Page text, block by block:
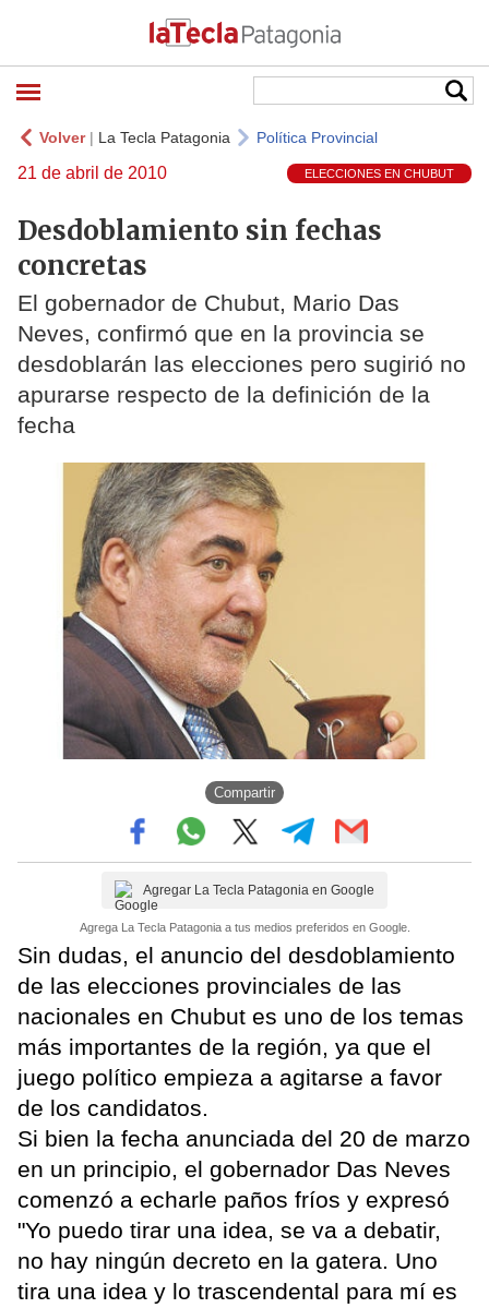
Volver| La Tecla Patagonia Política Provincial
21 de abril de 2010 ELECCIONES EN CHUBUT
Desdoblamiento sin fechas
concretas
El gobernador de Chubut, Mario Das
Neves, confirmó que en la provincia se
desdoblarán las elecciones pero sugirió no
apurarse respecto de la definición de la
fecha
Compartir
Agregar La Tecla Patagonia en Google
Agrega La Tecla Patagonia a tus medios preferidos en Google.
Sin dudas, el anuncio del desdoblamiento
de las elecciones provinciales de las
nacionales en Chubut es uno de los temas
más importantes de la región, ya que el
juego político empieza a agitarse a favor
de los candidatos.
Si bien la fecha anunciada del 20 de marzo
en un principio, el gobernador Das Neves
comenzó a echarle paños fríos y expresó
"Yo puedo tirar una idea, se va a debatir,
no hay ningún decreto en la gatera. Uno
tira una idea y lo trascendental para mí es